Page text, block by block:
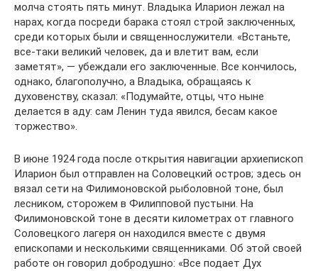
молча стоять пять минут. Владыка Иларион лежал на
нарах, когда посреди барака стоял строй заключенных,
среди которых были и священнослужители. «Встаньте,
все-таки великий человек, да и влетит вам, если
заметят», — убеждали его заключенные. Все кончилось,
однако, благополучно, а Владыка, обращаясь к
духовенству, сказал: «Подумайте, отцы, что ныне
делается в аду: сам Ленин туда явился, бесам какое
торжество».
В июне 1924 года после открытия навигации архиепископ
Иларион был отправлен на Соловецкий остров; здесь он
вязал сети на Филимоновской рыболовной тоне, был
лесником, сторожем в Филипповой пустыни. На
Филимоновской тоне в десяти километрах от главного
Соловецкого лагеря он находился вместе с двумя
епископами и несколькими священниками. Об этой своей
работе он говорил добродушно: «Все подает Дух